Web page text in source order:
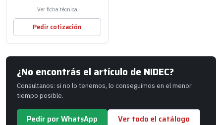
Ver ficha técnica
Pedir cotización
¿No encontrás el artículo de NIDEC?
Consultanos: si no lo tenemos, lo conseguimos en el menor
tiempo posible.
Pedir por WhatsApp Ver todo el catálogo